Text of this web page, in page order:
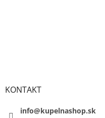
KONTAKT
info@kupelnashop.sk